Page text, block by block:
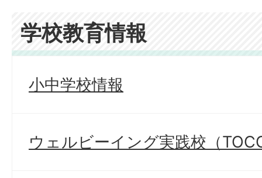
学校教育情報
小中学校情報
ウェルビーイング実践校（